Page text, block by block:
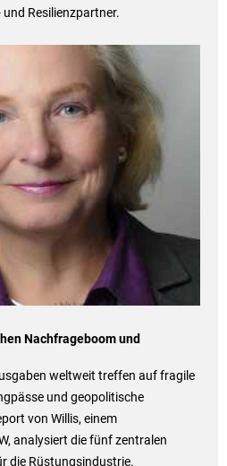
Resilienzpartner.
Nachfrageboom und
weltweit treffen auf fragile
und geopolitische
von Willis, einem
analysiert die fünf zentralen
die Rüstungsindustrie.